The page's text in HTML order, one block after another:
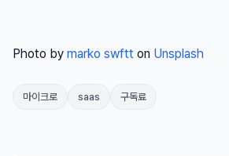
Photo by marko swftt on Unsplash
마이크로 saas 구독료